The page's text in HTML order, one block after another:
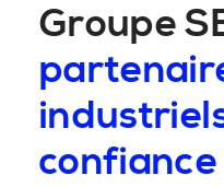
Groupe
confiance